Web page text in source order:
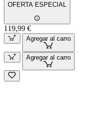
OFERTA ESPECIAL
119,99 €
Agregar al carro
Agregar al carro